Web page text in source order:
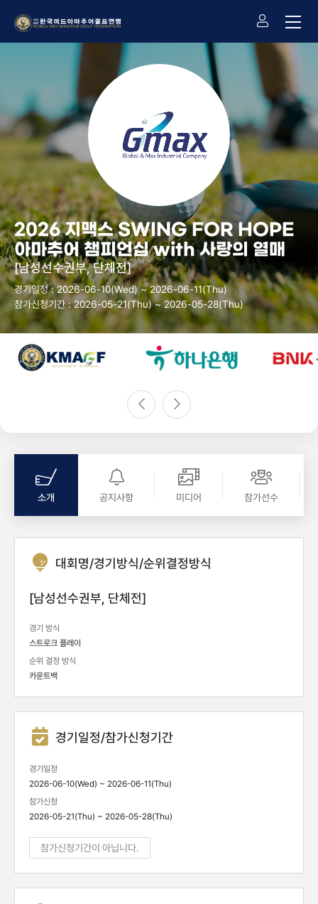
2026 지맥스 SWING FOR HOPE
아마추어 챔피언십 with 사랑의 열매
[남성선수권부, 단체전]
경기일정 : 2026-06-10(Wed) ~ 2026-06-11(Thu)
참가신청기간 : 2026-05-21(Thu) ~ 2026-05-28(Thu)
소개 공지사항 미디어 참가선수
대회명/경기방식/순위결정방식
[남성선수권부, 단체전]
경기 방식
스트로크 플레이
순위 결정 방식
카운트백
경기일정/참가신청기간
경기일정
2026-06-10(Wed) ~ 2026-06-11(Thu)
참가신청
2026-05-21(Thu) ~ 2026-05-28(Thu)
참가신청기간이 아닙니다.